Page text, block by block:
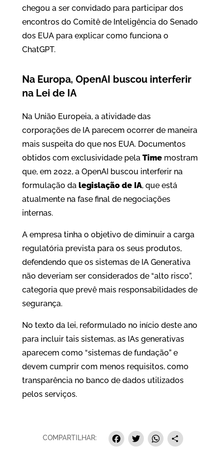
chegou a ser convidado para participar dos
encontros do Comitê de Inteligência do Senado
dos EUA para explicar como funciona o
ChatGPT.
Na Europa, OpenAI buscou interferir
na Lei de IA
Na União Europeia, a atividade das
corporações de IA parecem ocorrer de maneira
mais suspeita do que nos EUA. Documentos
obtidos com exclusividade pela Timemostram
que, em 2022, a OpenAI buscou interferir na
formulação da legislação de IA, que está
atualmente na fase final de negociações
internas.
A empresa tinha o objetivo de diminuir a carga
regulatória prevista para os seus produtos,
defendendo que os sistemas de IA Generativa
não deveriam ser considerados de “alto risco”,
categoria que prevê mais responsabilidades de
segurança.
No texto da lei, reformulado no início deste ano
para incluir tais sistemas, as IAs generativas
aparecem como “sistemas de fundação” e
devem cumprir com menos requisitos, como
transparência no banco de dados utilizados
pelos serviços.
COMPARTILHAR: Facebook
Twitter